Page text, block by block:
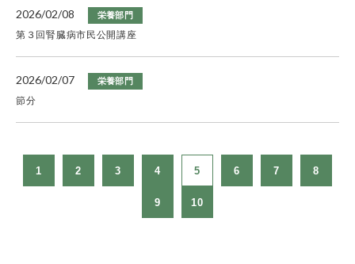
2026/02/08 栄養部門
第３回腎臓病市民公開講座
2026/02/07 栄養部門
節分
1 2 3 4 5 6 7 8
9 10